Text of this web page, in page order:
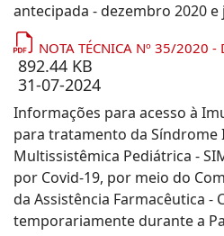
antecipada - dezembro 2020 e
NOTA TÉCNICA Nº 35/2020 -
892.44 KB
31-07-2024
Informações para acesso à
para tratamento da Síndrome
Multissistêmica Pediátrica -
por Covid-19, por meio do
da Assistência Farmacêutica -
temporariamente durante a